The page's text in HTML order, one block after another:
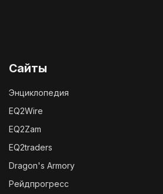
Сайты
Энциклопедия
EQ2Wire
EQ2Zam
EQ2traders
Dragon's Armory
Рейдпрогресс